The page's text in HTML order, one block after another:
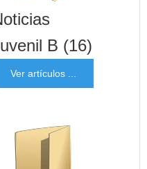
B (16)
Ver artículos ...